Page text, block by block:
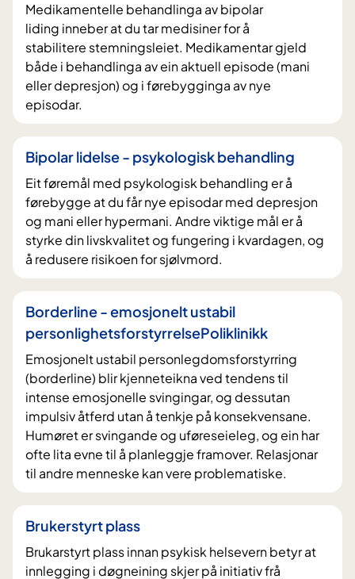
Medikamentelle behandlinga av bipolar
liding inneber at du tar medisiner for å
stabilitere stemningsleiet. Medikamentar gjeld
både i behandlinga av ein aktuell episode (mani
eller depresjon) og i førebygginga av nye
episodar.
Bipolar lidelse - psykologisk behandling
Eit føremål med psykologisk behandling er å
førebygge at du får nye episodar med depresjon
og mani eller hypermani. Andre viktige mål er å
styrke din livskvalitet og fungering i kvardagen, og
å redusere risikoen for sjølvmord.
Borderline - emosjonelt ustabil
personlighetsforstyrrelsePoliklinikk
Emosjonelt ustabil personlegdomsforstyrring
(borderline) blir kjenneteikna ved tendens til
intense emosjonelle svingingar, og dessutan
impulsiv åtferd utan å tenkje på konsekvensane.
Humøret er svingande og uføreseieleg, og ein har
ofte lita evne til å planleggje framover. Relasjonar
til andre menneske kan vere problematiske.
Brukerstyrt plass
Brukarstyrt plass innan psykisk helsevern betyr at
innlegging i døgneining skjer på initiativ frå